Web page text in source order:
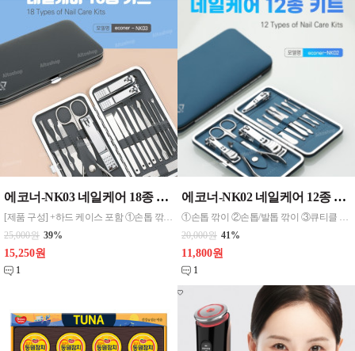
에코너-NK03 네일케어 18종 키트 / 대량물량 및 1도 인쇄 별도 문의주세요
[제품 구성] +하드 케이스 포함 ①손톱 깎이 ②손톱/발톱 깎이 ③큐티클 깎이 ④발톱 니퍼 ⑤미용 가위 ⑥압출기 ⑦퀴이개 ⑧나선형 귀이개 ⑨발톱 파일 ⑩손톱 파일 ⑪족집게 ⑫브이형 밀대 13. 사선양면밀대 14. 뾰족양면밀대 15. 발각질밀대(대) 16. 발각질 밀대(소) 17. 발각질밀대(사선) 18. 발꿈치 각질밀대
25,000원 39%
15,250원
1
에코너-NK02 네일케어 12종 키트 / 대량물량 및 1도 인쇄 문의주세요
①손톱 깎이 ②손톱/발톱 깎이 ③큐티클 깎이 ④발톱 니퍼 ⑤미용 가위 ⑥손톱 파일 ⑦족집게 ⑧브이형 밀대 ⑨사선 양면 밀대 ⑩뾰족 양면 밀대 ⑪압출기 ⑫귀이개
20,000원 41%
11,800원
1